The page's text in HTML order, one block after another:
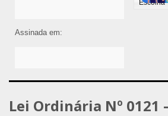
Assinada em:
Lei Ordinária Nº 0121